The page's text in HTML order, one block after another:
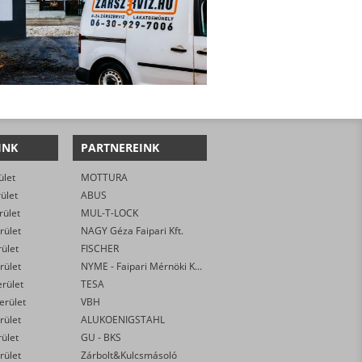
PARTNEREINK
MOTTURA
ABUS
MUL-T-LOCK
NAGY Géza Faipari Kft.
FISCHER
NYME - Faipari Mérnöki Kar
TESA
VBH
ALUKOENIGSTAHL
GU - BKS
Zárbolt&Kulcsmásoló